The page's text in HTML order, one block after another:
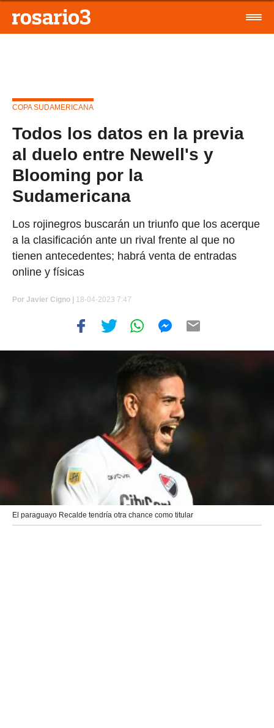
COPA SUDAMERICANA
Todos los datos en la previa
al duelo entre Newell's y
Blooming por la
Sudamericana
Los rojinegros buscarán un triunfo que los acerque
a la clasificación ante un rival frente al que no
tienen antecedentes; habrá venta de entradas
online y físicas
Por Javier Cigno 18-04-2023 7:47
El paraguayo Recalde tendría otra chance como titular